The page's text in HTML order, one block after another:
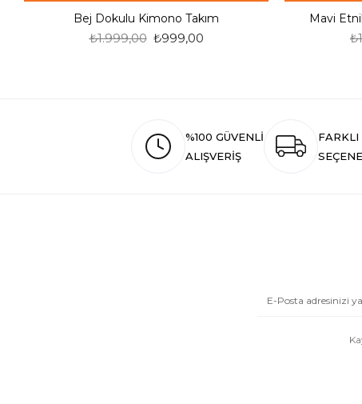
Bej Dokulu Kimono Takım
₺999,00
₺1.999,00
Mavi
%100 GÜVENLİ
ALIŞVERİŞ
FARKLI